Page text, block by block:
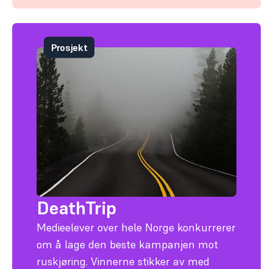
DeathTrip
Medieelever over hele Norge konkurrerer
om å lage den beste kampanjen mot
ruskjøring. Vinnerne stikker av med
Prosjekt